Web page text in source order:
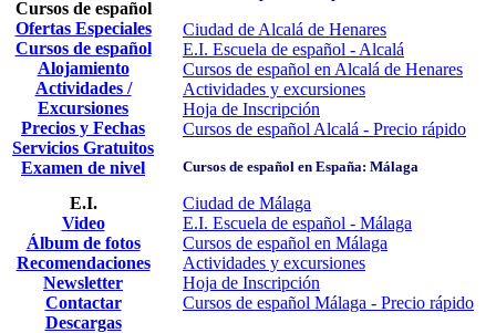
Cursos de español
Ofertas Especiales
Cursos de español
Alojamiento
Actividades /
Excursiones
Precios y Fechas
Servicios Gratuitos
Examen de nivel
E.I.
Video
Álbum de fotos
Recomendaciones
Newsletter
Contactar
Descargas
Ciudad de Alcalá de Henares
E.I. Escuela de español - Alcalá
Cursos de español en Alcalá de Henares
Actividades y excursiones
Hoja de Inscripción
Cursos de español Alcalá - Precio rápido
Cursos de español en España: Málaga
Ciudad de Málaga
E.I. Escuela de español - Málaga
Cursos de español en Málaga
Actividades y excursiones
Hoja de Inscripción
Cursos de español Málaga - Precio rápido